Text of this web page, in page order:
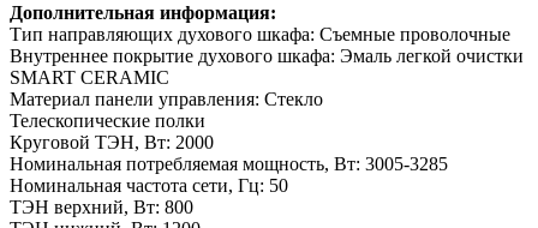
Дополнительная информация:
Тип направляющих духового шкафа: Съемные проволочные
Внутреннее покрытие духового шкафа: Эмаль легкой очистки
SMART CERAMIC
Материал панели управления: Стекло
Телескопические полки
Круговой ТЭН, Вт: 2000
Номинальная потребляемая мощность, Вт: 3005-3285
Номинальная частота сети, Гц: 50
ТЭН верхний, Вт: 800